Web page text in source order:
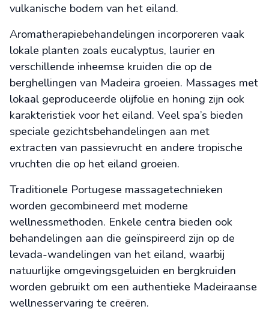
vulkanische bodem van het eiland.
Aromatherapiebehandelingen incorporeren vaak
lokale planten zoals eucalyptus, laurier en
verschillende inheemse kruiden die op de
berghellingen van Madeira groeien. Massages met
lokaal geproduceerde olijfolie en honing zijn ook
karakteristiek voor het eiland. Veel spa’s bieden
speciale gezichtsbehandelingen aan met
extracten van passievrucht en andere tropische
vruchten die op het eiland groeien.
Traditionele Portugese massagetechnieken
worden gecombineerd met moderne
wellnessmethoden. Enkele centra bieden ook
behandelingen aan die geïnspireerd zijn op de
levada-wandelingen van het eiland, waarbij
natuurlijke omgevingsgeluiden en bergkruiden
worden gebruikt om een authentieke Madeiraanse
wellnesservaring te creëren.